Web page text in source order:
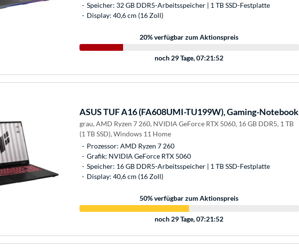
Speicher: 32 GB DDR5-Arbeitsspeicher | 1 TB SSD-Festplatte
Display: 40,6 cm (16 Zoll)
20% verfügbar zum Aktionspreis
noch29 Tage, 07:21:52
ASUSTUF A16 (FA608UMI-TU199W), Gaming-Notebook
grau, AMD Ryzen 7 260, NVIDIA GeForce RTX 5060, 16 GB DDR5, 1 TB
(1 TB SSD), Windows 11 Home
Prozessor: AMD Ryzen 7 260
Grafik: NVIDIA GeForce RTX 5060
Speicher: 16 GB DDR5-Arbeitsspeicher | 1 TB SSD-Festplatte
Display: 40,6 cm (16 Zoll)
50% verfügbar zum Aktionspreis
noch 29 Tage, 07:21:52